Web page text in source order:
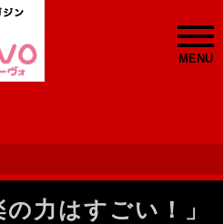
MENU
力はすごい！」